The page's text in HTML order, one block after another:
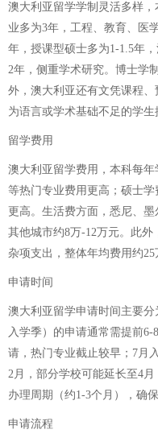
澳大利亚留学学制灵活多样
业多为3年，工程、教育、医
年，授课型硕士多为1-1.5年
2年，侧重学术研究。博士学
外，澳大利亚还有文凭课程、
为语言或学术基础不足的学生
留学费用
澳大利亚留学费用，本科每
等热门专业费用更高；硕士
更高。生活费方面，悉尼、墨
其他城市约8万-12万元。此
杂项支出，整体年均费用约25
申请时间
澳大利亚留学申请时间主要
入学季）的申请通常需提前
请，热门专业截止较早；7月
2月，部分学校可能延长至4
办理周期（约1-3个月），确
申请流程